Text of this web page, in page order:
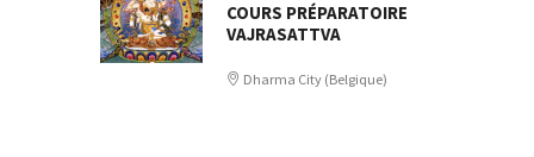
COURS PRÉPARATOIRE
VAJRASATTVA
Dharma City (Belgique)